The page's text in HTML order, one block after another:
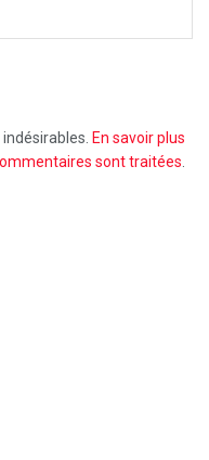
En savoir plus
sont traitées.